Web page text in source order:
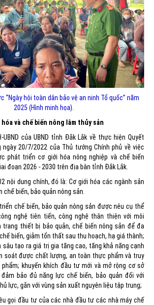
“Ngày hội toàn dân bảo vệ an ninh Tổ quốc” năm
2025 (Hình minh họa).
và chế biến nông lâm thủy sản
UBND của UBND tỉnh Đắk Lắk về thực hiện Quyết
ngày 20/7/2022 của Thủ tướng Chính phủ về việc
phát triển cơ giới hóa nông nghiệp và chế biến
đoạn 2026 - 2030 trên địa bàn tỉnh Đắk Lắk.
nội dung chính, đó là: Cơ giới hóa các ngành sản
biến, bảo quản nông sản.
chế biến, bảo quản nông sản được nêu cụ thể
nghệ tiên tiến, công nghệ thân thiện với môi
trang thiết bị bảo quản, chế biến nông sản để đa
biến, giảm tổn thất sau thu hoạch, hạ giá thành;
sâu tạo ra giá trị gia tăng cao, tăng khả năng cạnh
soát được chất lượng, an toàn thực phẩm và truy
khuyến khích đầu tư mới và mở rộng cơ sở
bảo đủ năng lực chế biến, bảo quản đối với
lực, gắn với vùng sản xuất nguyên liệu tập trung;
gọi đầu tư của các nhà đầu tư các nhà máy chế